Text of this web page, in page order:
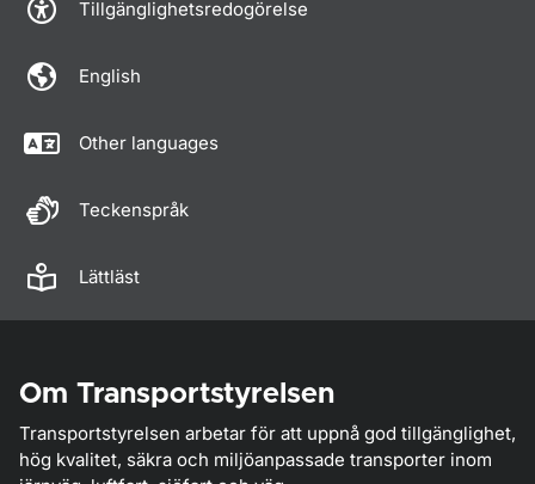
Tillgänglighetsredogörelse
English
Other languages
Teckenspråk
Lättläst
Om Transportstyrelsen
Transportstyrelsen arbetar för att uppnå god tillgänglighet,
hög kvalitet, säkra och miljöanpassade transporter inom